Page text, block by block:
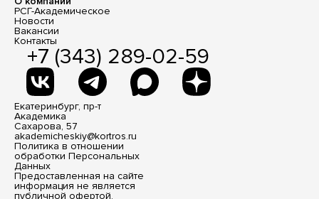
РСГ-Академическое
Новости
Вакансии
Контакты
+7 (343) 289-02-59
Екатеринбург, пр-т
Академика
Сахарова, 57
akademicheskiy@kortros.ru
Политика в отношении
обработки Персональных
Данных
Предоставленная на сайте
информация не является
публичной офертой,